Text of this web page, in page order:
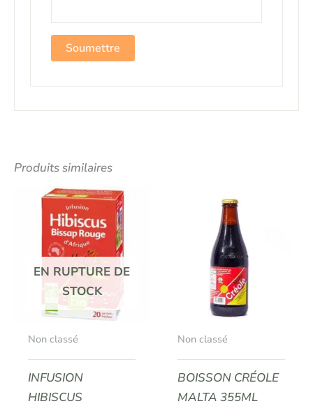
Produits similaires
EN RUPTURE DE
STOCK
Non classé
INFUSION
HIBISCUS
Non classé
BOISSON CRÉOLE
MALTA 355ML